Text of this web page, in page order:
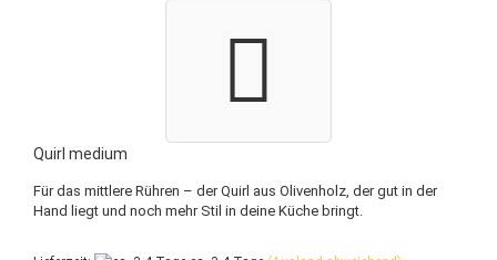
Quirl medium
Für das mittlere Rühren – der Quirl aus Olivenholz, der gut in der
Hand liegt und noch mehr Stil in deine Küche bringt.